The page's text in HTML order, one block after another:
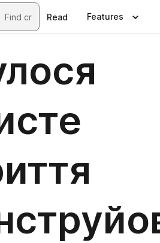
Read Features